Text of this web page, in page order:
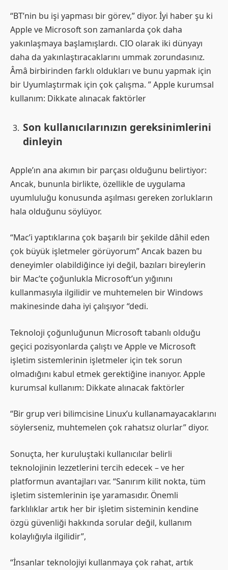
“BT’nin bu işi yapması bir görev,” diyor. İyi haber şu ki
Apple ve Microsoft son zamanlarda çok daha
yakınlaşmaya başlamışlardı. CIO olarak iki dünyayı
daha da yakınlaştıracaklarını ummak zorundasınız.
Âmâ birbirinden farklı oldukları ve bunu yapmak için
bir Uyumlaştırmak için çok çalışma. ” Apple kurumsal
kullanım: Dikkate alınacak faktörler
Son kullanıcılarınızın gereksinimlerini
dinleyin
Apple’ın ana akımın bir parçası olduğunu belirtiyor:
Ancak, bununla birlikte, özellikle de uygulama
uyumluluğu konusunda aşılması gereken zorlukların
hala olduğunu söylüyor.
“Mac’i yaptıklarına çok başarılı bir şekilde dâhil eden
çok büyük işletmeler görüyorum” Ancak bazen bu
deneyimler olabildiğince iyi değil, bazıları bireylerin
bir Mac’te çoğunlukla Microsoft’un yığınını
kullanmasıyla ilgilidir ve muhtemelen bir Windows
makinesinde daha iyi çalışıyor “dedi.
Teknoloji çoğunluğunun Microsoft tabanlı olduğu
geçici pozisyonlarda çalıştı ve Apple ve Microsoft
işletim sistemlerinin işletmeler için tek sorun
olmadığını kabul etmek gerektiğine inanıyor. Apple
kurumsal kullanım: Dikkate alınacak faktörler
“Bir grup veri bilimcisine Linux’u kullanamayacaklarını
söylerseniz, muhtemelen çok rahatsız olurlar” diyor.
Sonuçta, her kuruluştaki kullanıcılar belirli
teknolojinin lezzetlerini tercih edecek – ve her
platformun avantajları var. “Sanırım kilit nokta, tüm
işletim sistemlerinin işe yaramasıdır. Önemli
farklılıklar artık her bir işletim sisteminin kendine
özgü güvenliği hakkında sorular değil, kullanım
kolaylığıyla ilgilidir”,
“İnsanlar teknolojiyi kullanmaya çok rahat, artık